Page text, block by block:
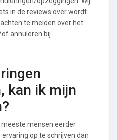
in de reviews over wordt
te melden over het
annuleren bij
kan ik mijn
meeste mensen eerder
op te schrijven dan